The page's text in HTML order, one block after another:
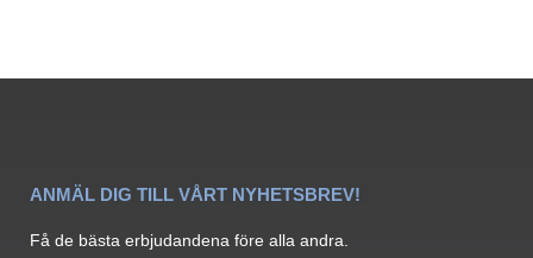
ANMÄL DIG TILL VÅRT NYHETSBREV!
Få de bästa erbjudandena före alla andra.